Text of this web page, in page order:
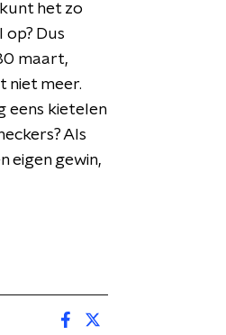
het zo
Dus
maart,
niet meer.
eens kietelen
Als
eigen gewin,